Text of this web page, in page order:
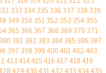
333 334335 336 337 338 339
349 350 351352 353 354355
365 366 367 368 369 370 371
380 381382 383 384385 386 387
397 398 399400401402403
413414415416417418419